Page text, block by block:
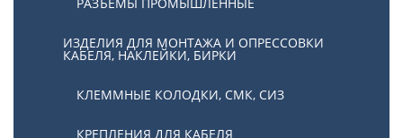
ИЗДЕЛИЯ ДЛЯ МОНТАЖА И ОПРЕССОВКИ
КАБЕЛЯ, НАКЛЕЙКИ, БИРКИ
КЛЕММНЫЕ КОЛОДКИ, СМК, СИЗ
КРЕПЛЕНИЯ ДЛЯ КАБЕЛЯ